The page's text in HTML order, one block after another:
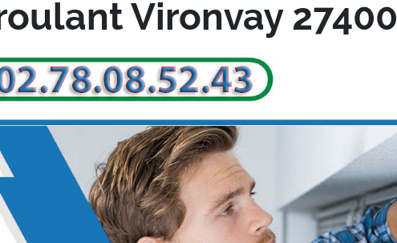
Vironvay 27400